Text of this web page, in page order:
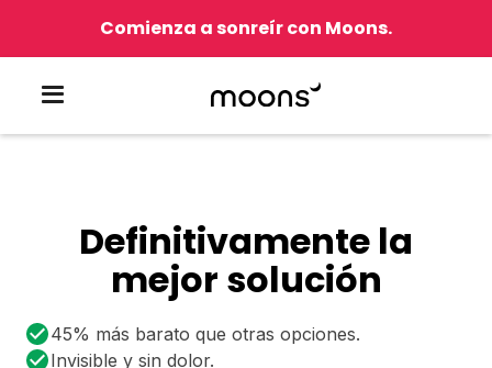
Comienza a sonreír con Moons.
Definitivamente la
mejor solución
45% más barato que otras opciones.
Invisible y sin dolor.